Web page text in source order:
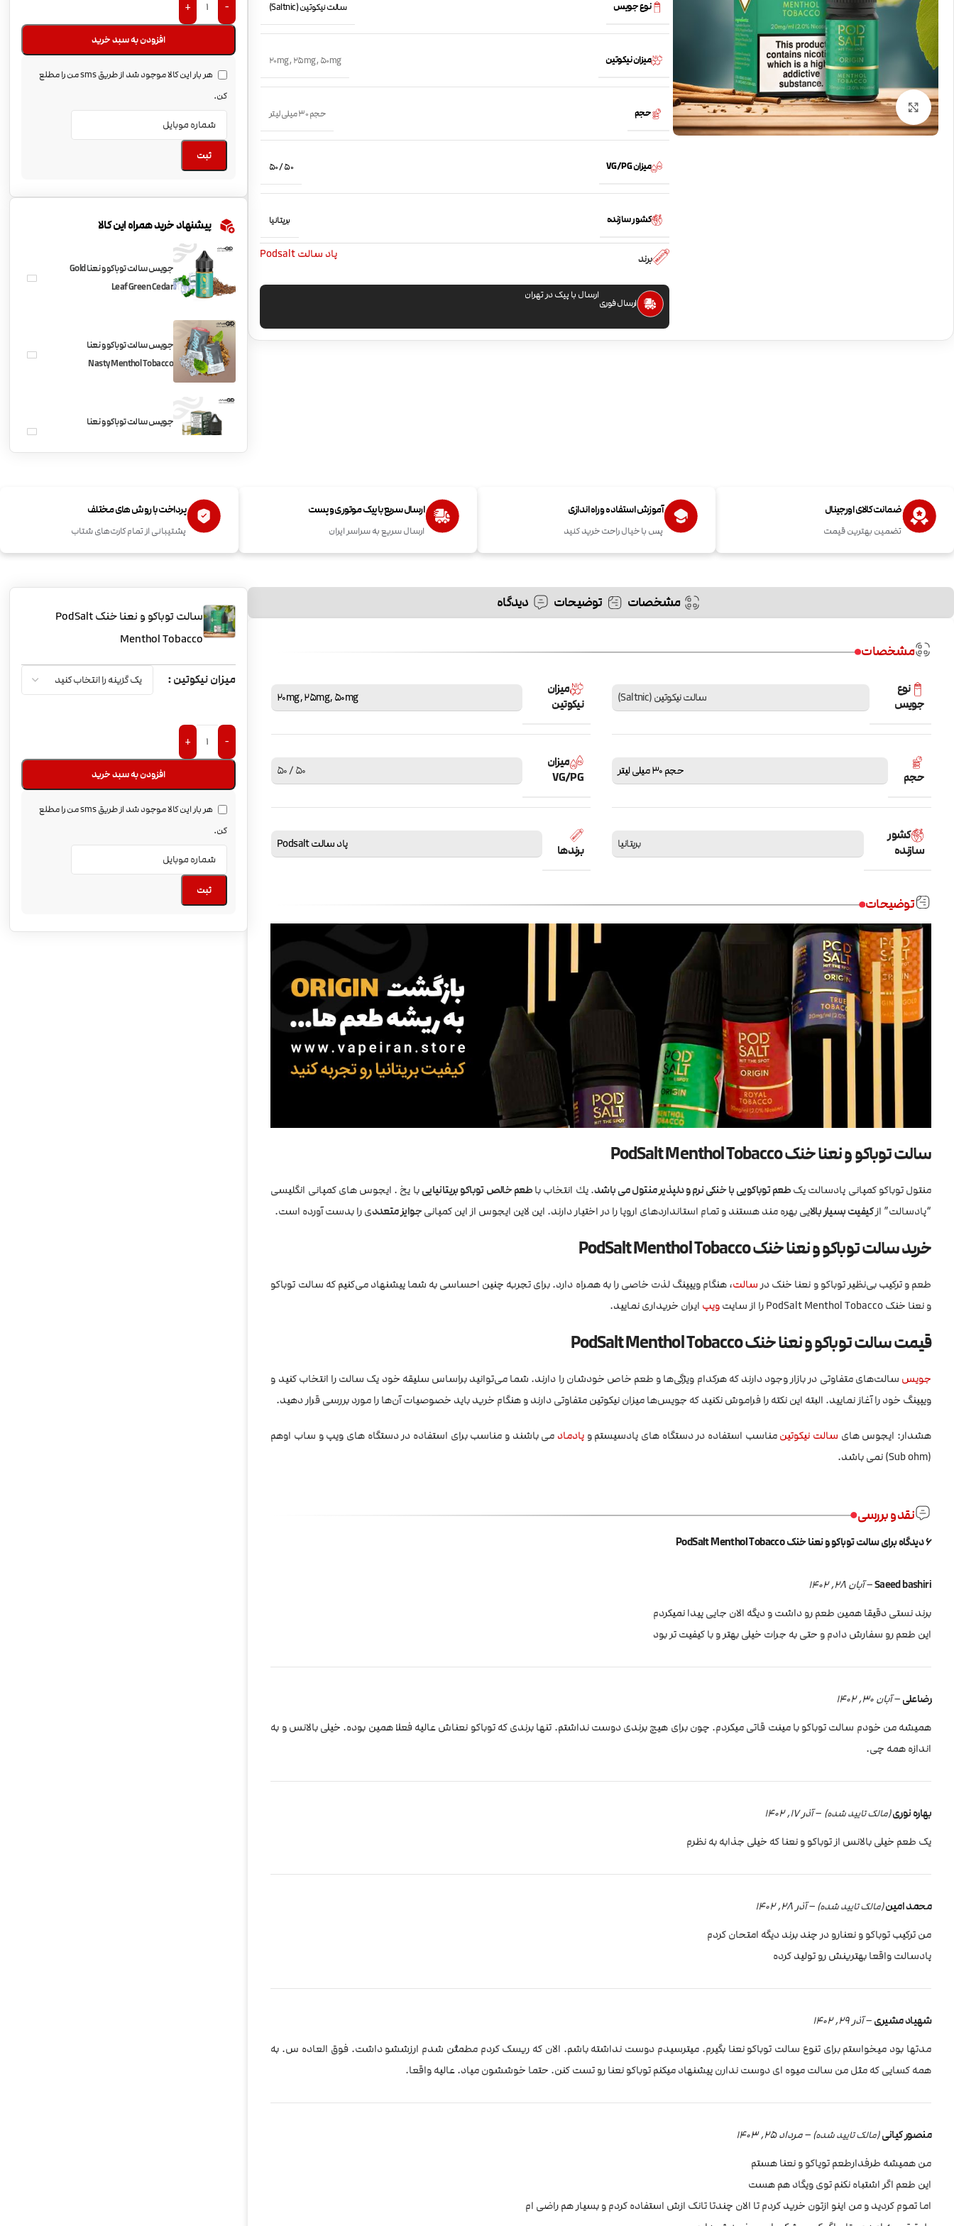
بزرگنمایی تصویر
نوع جویس سالت نیکوتین (Saltnic)
میزان نیکوتین 20mg, 25mg, 50mg
حجم حجم 30 میلی لیتر
میزان VG/PG 50 / 50
کشور سازنده بریتانیا
برند پاد سالت Podsalt
ارسال فوری
ارسال با پیک در تهران
-
+
افزودن به سبد خرید
هر بار این کالا موجود شد از طریق sms من را مطلع
کن.
ثبت
پیشنهاد خرید همراه این کالا
جویس سالت توباکو و نعنا Gold
Leaf Green Cedar
جویس سالت توباکو و نعنا
Nasty Menthol Tobacco
جویس سالت توباکو و نعنا
ضمانت کالای اورجینال
تضمین بهترین قیمت
آموزش استفاده و راه اندازی
پس با خیال راحت خرید کنید
ارسال سریع با پیک موتوری و پست
ارسال سریع به سراسر ایران
پرداخت با روش های مختلف
پشتیبانی از تمام کارت‌های شتاب
مشخصات توضیحات دیدگاه
مشخصات
نوع
جویس
سالت نیکوتین (Saltnic)
میزان
نیکوتین
20mg,25mg,50mg
حجم حجم 30 میلی لیتر
میزان
VG/PG
50 / 50
کشور
سازنده
بریتانیا برندها پاد سالت Podsalt
توضیحات
سالت توباکو و نعنا خنک PodSalt Menthol Tobacco
منتول توباكو کمپانی پادسالت یکطعم توباکویی با خنکی نرم و دلپذیر منتول می باشد. يك انتخاب باطعم خالص توباکو بریتانیاییبا یخ . ایجوس های کمپانی انگلیسی
“پادسالت” ازکیفیت بسیار بالایی بهره مند هستند و تمام استانداردهای اروپا را در اختیار دارند. این لاین ایجوس از این کمپانیجوایز متعددی را بدست آورده است.
خرید سالت توباکو و نعنا خنک PodSalt Menthol Tobacco
طعم و ترکیب بی‌نظیر توباکو و نعنا خنک در سالت، هنگام ویپینگ لذت خاصی را به همراه دارد. برای تجربه چنین احساسی به شما پیشنهاد می‌کنیم که سالت توباکو
و نعنا خنک PodSalt Menthol Tobacco را از سایت
ویپ ایران خریداری نمایید.
قیمت سالت توباکو و نعنا خنک PodSalt Menthol Tobacco
جویس ‌ سالت‌های متفاوتی در بازار وجود دارند که هرکدام ویژگی‌ها و طعم خاص خودشان را دارند. شما می‌توانید براساس سلیقه خود یک سالت را انتخاب کنید و
ویپینگ خود را آغاز نمایید. البته این نکته را فراموش نکنید که جویس‌ها میزان نیکوتین متفاوتی دارند و هنگام خرید باید خصوصیات آن‌ها را مورد بررسی قرار دهید.
هشدار: ایجوس های سالت نیکوتینمناسب استفاده در دستگاه های پادسیستم و پادماد می باشند و مناسب برای استفاده در دستگاه های ویپ و ساب اوهم
(Sub ohm) نمی باشد.
نقد و بررسی
6 دیدگاه برای سالت توباکو و نعنا خنک PodSalt Menthol Tobacco
Saeed bashiri
–آبان 28, 1402
برند نستی دقیقا همین طعم رو داشت و دیگه الان جایی پیدا نمیکردم
این طعم رو سفارش دادم و حتی به جرات خیلی بهتر و با کیفیت تر بود
رضاعلی–آبان 30, 1402
همیشه من خودم سالت توباکو با مینت قاتی میکردم. چون برای هیچ برندی دوست نداشتم. تنها برندی که توباکو نعناش عالیه فعلا همین بوده. خیلی بالانس و به
اندازه همه چی.
بهاره نوری(مالک تایید شده) –آذر 17, 1402
یک طعم خیلی بالانس از توباکو و نعنا که خیلی جذابه به نظرم
محمد امین(مالک تایید شده) –آذر 28, 1402
من ترکیب توباکو و نعنارو در چند برند دیگه امتحان کردم
پادسالت واقعا بهترینش رو تولید کرده
شهیاد مشیری–آذر 29, 1402
مدتها بود میخواستم برای تنوع سالت توباکو نعنا بگیرم. میترسیدم دوست نداشته باشم. الان که ریسک کردم مطمئن شدم ارزششو داشت. فوق العاده س. به
همه کسایی که مثل من سالت میوه ای دوست ندارن پیشنهاد میکنم توباکو نعنا رو تست کنن. حتما خوششون میاد. عالیه واقعا.
منصور کیانی(مالک تایید شده) – مرداد 25, 1403
من همیشه طرفدارطعم تویاکو و نعنا هستم
این طعم اگر اشتباه نکنم توی ویگاد هم هست
اما تموم کردید و من اینو ازتون خرید کردم تا الان چندتا تانک ازش استفاده کردم و بسیار هم راضی ام
سالت توباکو و نعنا خنک PodSalt
Menthol Tobacco
میزان نیکوتین
-
+
افزودن به سبد خرید
هر بار این کالا موجود شد از طریق sms من را مطلع
کن.
ثبت